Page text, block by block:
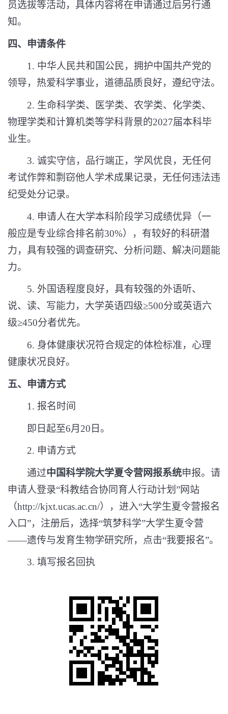
员选拔等活动，具体内容将在申请通过后另行通
知。
四、申请条件
1. 中华人民共和国公民，拥护中国共产党的
领导，热爱科学事业，道德品质良好，遵纪守法。
2. 生命科学类、医学类、农学类、化学类、
物理学类和计算机类等学科背景的2027届本科毕
业生。
3. 诚实守信，品行端正，学风优良，无任何
考试作弊和剽窃他人学术成果记录，无任何违法违
纪受处分记录。
4. 申请人在大学本科阶段学习成绩优异（一
般应是专业综合排名前30%），有较好的科研潜
力，具有较强的调查研究、分析问题、解决问题能
力。
5. 外国语程度良好，具有较强的外语听、
说、读、写能力，大学英语四级≥500分或英语六
级≥450分者优先。
6. 身体健康状况符合规定的体检标准，心理
健康状况良好。
五、申请方式
1. 报名时间
即日起至6月 20 日。
2. 申请方式
通过中国科学院大学夏令营网报系统申报。请
申请人登录“科教结合协同育人行动计划”网站
（http://kjxt.ucas.ac.cn/），进入“大学生夏令营报名
入口”，注册后，选择“筑梦科学”大学生夏令营
——遗传与发育生物学研究所，点击“我要报名”。
3. 填写报名回执